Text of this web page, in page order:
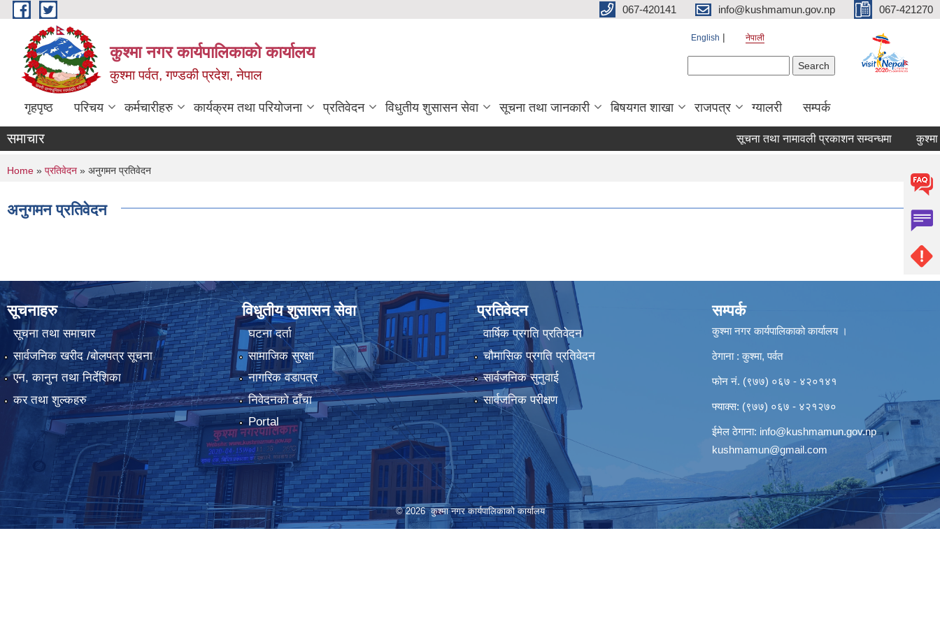
Skip to main content 067-420141 info@kushmamun.gov.np 067-421270
कुश्मा नगर कार्यपालिकाको कार्यालय
कुश्मा पर्वत, गण्डकी प्रदेश, नेपाल
English नेपाली
गृहपृष्ठ परिचय कर्मचारीहरु कार्यक्रम तथा परियोजना प्रतिवेदन विधुतीय शुसासन सेवा सूचना तथा जानकारी बिषयगत शाखा राजपत्र ग्यालरी सम्पर्क
समाचार सूचना तथा नामावली प्रकाशन सम्वन्धमा कुश्मा
You are here
Home » प्रतिवेदन » अनुगमन प्रतिवेदन
अनुगमन प्रतिवेदन
सूचनाहरु
सूचना तथा समाचार
सार्वजनिक खरीद /बोलपत्र सूचना
एन, कानुन तथा निर्देशिका
कर तथा शुल्कहरु
विधुतीय शुसासन सेवा
घटना दर्ता
सामाजिक सुरक्षा
नागरिक वडापत्र
निवेदनको ढाँचा
Portal
प्रतिवेदन
वार्षिक प्रगति प्रतिवेदन
चौमासिक प्रगति प्रतिवेदन
सार्वजनिक सुनुवाई
सार्वजनिक परीक्षण
सम्पर्क
कुश्मा नगर कार्यपालिकाको कार्यालय ।
ठेगाना : कुश्मा, पर्वत
फोन नं. (९७७) ०६७ - ४२०१४१
फ्याक्स: (९७७) ०६७ - ४२१२७०
ईमेल ठेगाना: info@kushmamun.gov.np
kushmamun@gmail.com
© 2026 कुश्मा नगर कार्यपालिकाको कार्यालय